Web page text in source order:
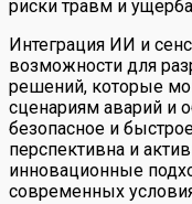
риски травм и
Интеграция ИИ и
возможности для
решений, которые
сценариям аварий и
безопасное и
перспективна и
инновационные
современных